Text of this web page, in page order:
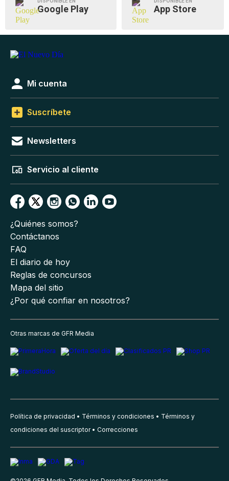
Google Play App Store
Mi cuenta
Suscríbete
Newsletters
Servicio al cliente
¿Quiénes somos?
Contáctanos
FAQ
El diario de hoy
Reglas de concursos
Mapa del sitio
¿Por qué confiar en nosotros?
Otras marcas de GFR Media
Política de privacidad Términos y condiciones
Términos y
condiciones del suscriptor
Correcciones